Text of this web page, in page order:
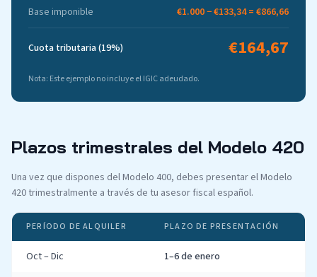
Base imponible
€1.000 − €133,34 = €866,66
Cuota tributaria (19%) €164,67
Nota: Este ejemplo no incluye el IGIC adeudado.
Plazos trimestrales del Modelo 420
Una vez que dispones del Modelo 400, debes presentar el Modelo
420 trimestralmente a través de tu asesor fiscal español.
PERÍODO DE ALQUILER PLAZO DE PRESENTACIÓN
Oct – Dic 1–6 de enero